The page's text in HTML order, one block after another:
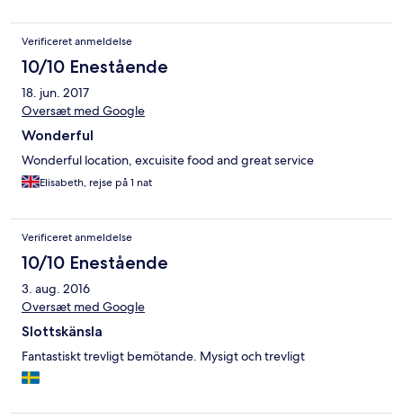
Verificeret anmeldelse
10/10 Enestående
18. jun. 2017
Oversæt med Google
Wonderful
Wonderful location, excuisite food and great service
Elisabeth, rejse på 1 nat
Verificeret anmeldelse
10/10 Enestående
3. aug. 2016
Oversæt med Google
Slottskänsla
Fantastiskt trevligt bemötande. Mysigt och trevligt